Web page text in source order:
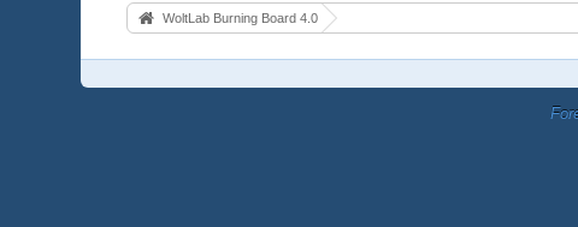
WoltLab Burning Board 4.0